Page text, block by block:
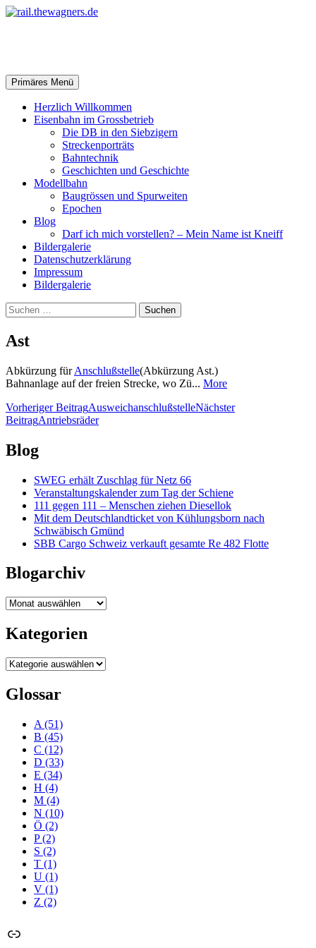
Zum
Suchen
Primäres Menü
Herzlich Willkommen
Eisenbahn im Grossbetrieb
Die DB in den Siebzigern
Streckenporträts
Bahntechnik
Geschichten und Geschichte
Modellbahn
Baugrössen und Spurweiten
Epochen
Blog
Darf ich mich vorstellen? – Mein Name ist Kneiff
Bildergalerie
Datenschutzerklärung
Impressum
Bildergalerie
Suchen
nach:
Ast
Abkürzung fürAnschlußstelle(Abkürzung Ast.)
Bahnanlage auf der freien Strecke, wo Zü... More
Beitragsnavigation
Vorheriger BeitragAusweichanschlußstelleNächster
BeitragAntriebsräder
Blog
SWEG erhält Zuschlag für Netz 66
Veranstaltungskalender zum Tag der Schiene
111 gegen 111 – Menschen ziehen Diesellok
Mit dem Deutschlandticket von Kühlungsborn nach
Schwäbisch Gmünd
SBB Cargo Schweiz verkauft gesamte Re 482 Flotte
Blogarchiv
Blogarchiv
Kategorien
Kategorien
Glossar
A (51)
B (45)
C (12)
D (33)
E (34)
H (4)
M (4)
N (10)
Ö (2)
P(2)
S (2)
T (1)
U (1)
V (1)
Z (2)
Link